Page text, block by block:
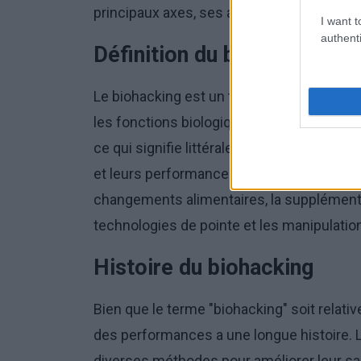
I want
principaux axes, ses avantages et ses
Définition du biohacking
Le biohacking est un terme général qui
les fonctions biologiques d'un
ce qui signifie littéralement "pirater la
et leurs performances physiques et
changements alimentaires, la
technologies de pointe et les
Histoire du biohacking
Bien que le terme "biohacking" soit
des performances a une longue histoire.